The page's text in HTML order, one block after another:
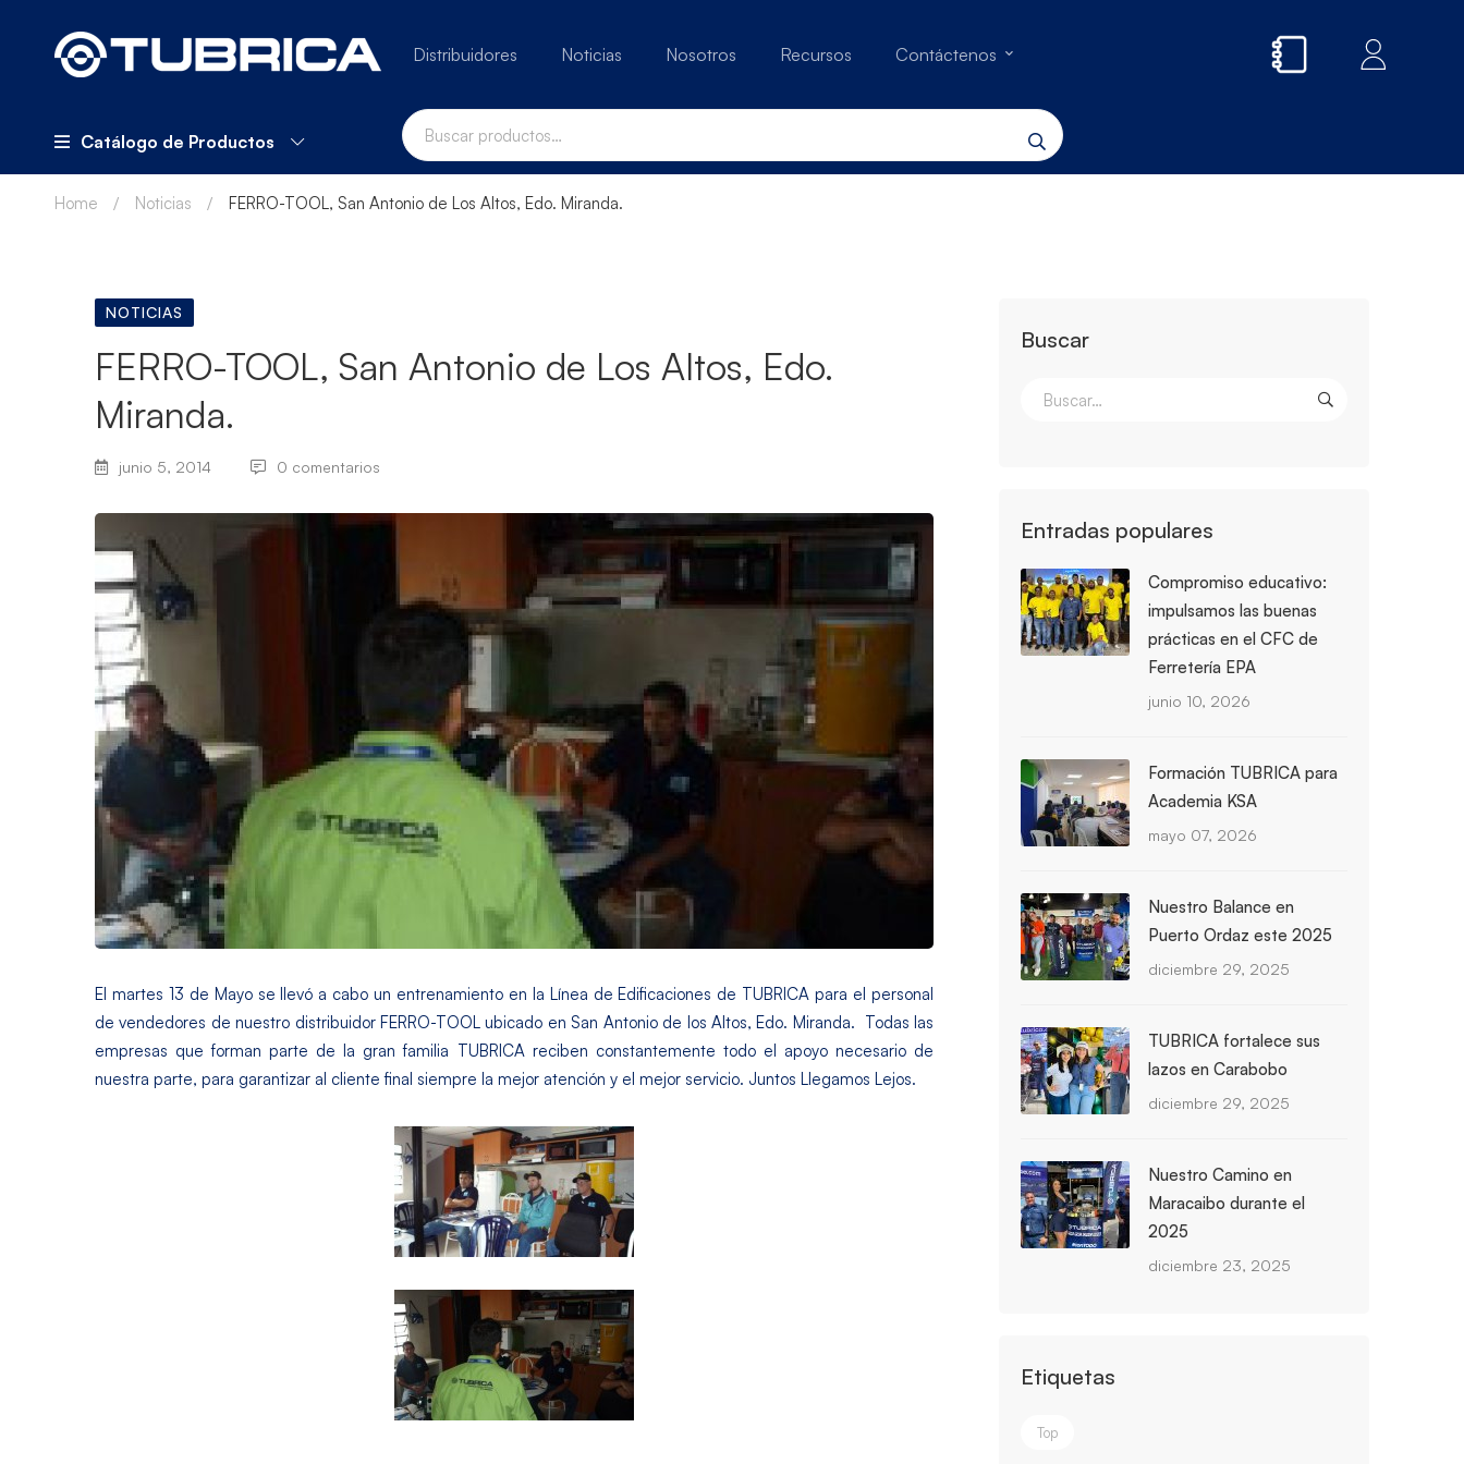
Distribuidores Noticias Nosotros Recursos Contáctenos
Catálogo de Productos
Home Noticias FERRO-TOOL, San Antonio de Los Altos, Edo. Miranda.
NOTICIAS
FERRO-TOOL, San Antonio de Los Altos, Edo.
Miranda.
junio 5, 2014 0 comentarios
El martes 13 de Mayo se llevó a cabo un entrenamiento en la Línea de Edificaciones de TUBRICA para el personal
de vendedores de nuestro distribuidor FERRO-TOOL ubicado en San Antonio de los Altos, Edo. Miranda. Todas las
empresas que forman parte de la gran familia TUBRICA reciben constantemente todo el apoyo necesario de
nuestra parte, para garantizar al cliente final siempre la mejor atención y el mejor servicio. Juntos Llegamos Lejos.
Buscar
Entradas populares
Compromiso educativo:
impulsamos las buenas
prácticas en el CFC de
Ferretería EPA
junio 10, 2026
Formación TUBRICA para
Academia KSA
mayo 07, 2026
Nuestro Balance en
Puerto Ordaz este 2025
diciembre 29, 2025
TUBRICA fortalece sus
lazos en Carabobo
diciembre 29, 2025
Nuestro Camino en
Maracaibo durante el
2025
diciembre 23, 2025
Etiquetas
Top